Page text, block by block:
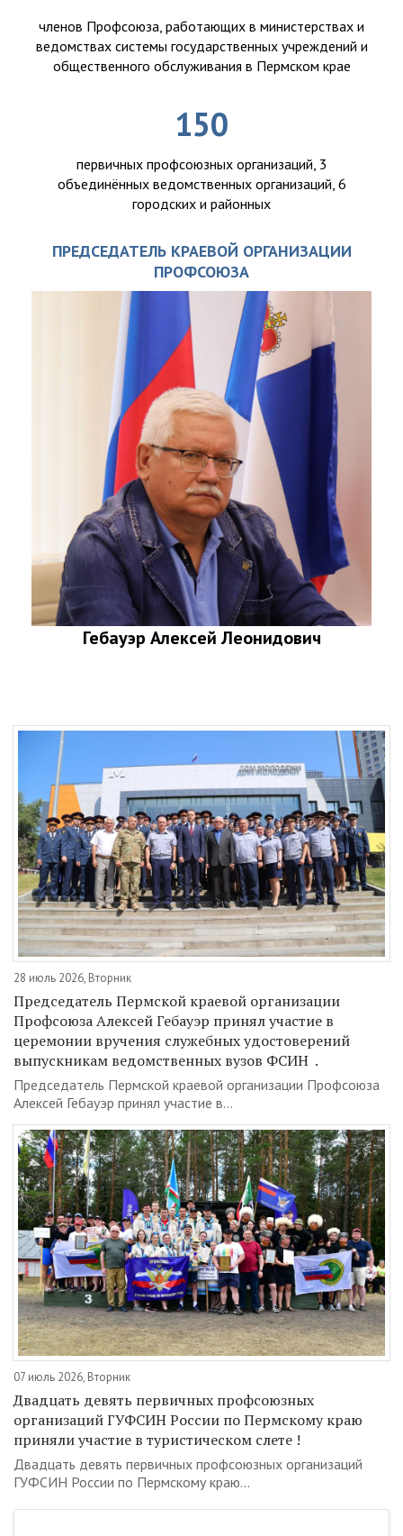
членов Профсоюза, работающих в министерствах и
ведомствах системы государственных учреждений и
общественного обслуживания в Пермском крае
150
первичных профсоюзных организаций, 3
объединённых ведомственных организаций, 6
городских и районных
ПРЕДСЕДАТЕЛЬ КРАЕВОЙ ОРГАНИЗАЦИИ
ПРОФСОЮЗА
Гебауэр Алексей Леонидович
28 июль 2026, Вторник
Председатель Пермской краевой организации
Профсоюза Алексей Гебауэр принял участие в
церемонии вручения служебных удостоверений
выпускникам ведомственных вузов ФСИН .
Председатель Пермской краевой организации Профсоюза
Алексей Гебауэр принял участие в...
07 июль 2026, Вторник
Двадцать девять первичных профсоюзных
организаций ГУФСИН России по Пермскому краю
приняли участие в туристическом слете !
Двадцать девять первичных профсоюзных организаций
ГУФСИН России по Пермскому краю...